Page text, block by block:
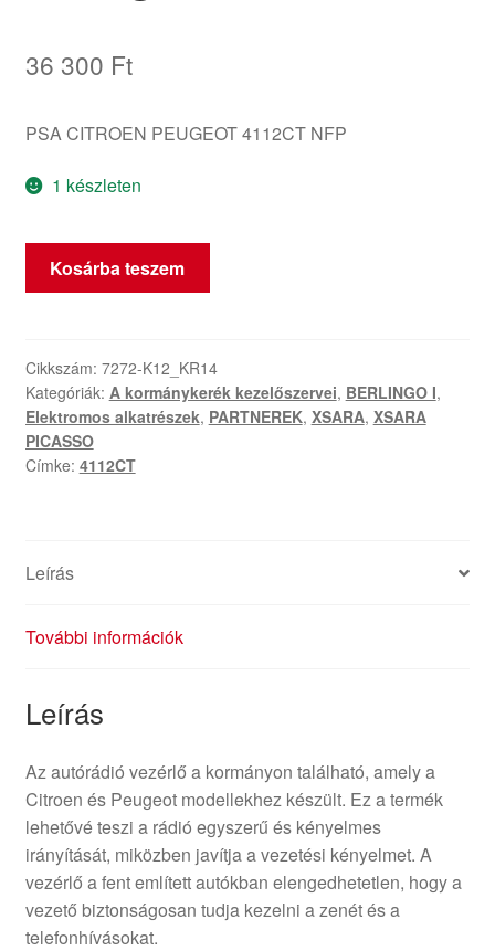
36 300 Ft
PSA CITROEN PEUGEOT 4112CT NFP
1 készleten
Autórádió
Vezérlő
4112CT
mennyiség
Kosárba teszem
Cikkszám: 7272-K12_KR14
Kategóriák: A kormánykerék kezelőszervei, BERLINGO I,
Elektromos alkatrészek, PARTNEREK, XSARA, XSARA
PICASSO
Címke: 4112CT
Leírás
További információk
Leírás
Az autórádió vezérlő a kormányon található, amely a
Citroen és Peugeot modellekhez készült. Ez a termék
lehetővé teszi a rádió egyszerű és kényelmes
irányítását, miközben javítja a vezetési kényelmet. A
vezérlő a fent említett autókban elengedhetetlen, hogy a
vezető biztonságosan tudja kezelni a zenét és a
telefonhívásokat.